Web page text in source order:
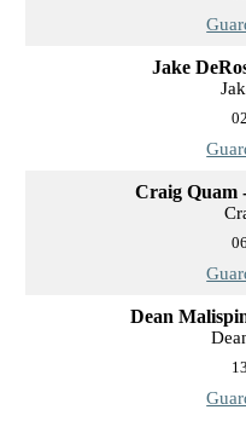
Jake
Craig Quam
Dean